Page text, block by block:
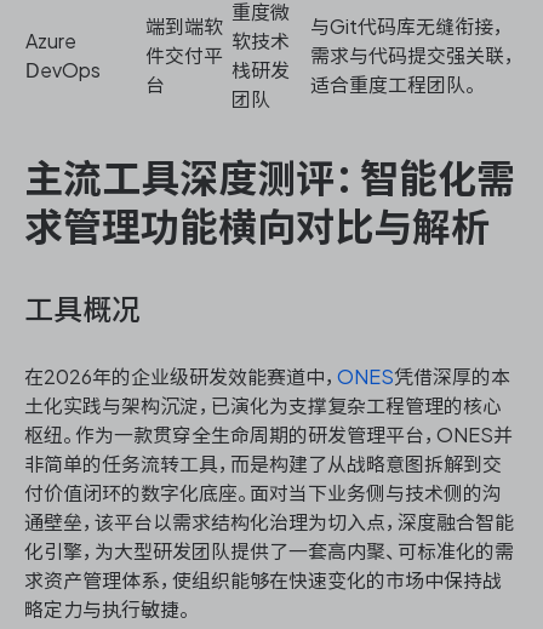
Azure
DevOps
端到端软
件交付平
台
重度微
软技术
栈研发
团队
与Git代码库无缝衔接，
需求与代码提交强关联，
适合重度工程团队。
主流工具深度测评：智能化需
求管理功能横向对比与解析
工具概况
在2026年的企业级研发效能赛道中， ONES凭借深厚的本
土化实践与架构沉淀，已演化为支撑复杂工程管理的核心
枢纽。作为一款贯穿全生命周期的研发管理平台，ONES并
非简单的任务流转工具，而是构建了从战略意图拆解到交
付价值闭环的数字化底座。面对当下业务侧与技术侧的沟
通壁垒，该平台以需求结构化治理为切入点，深度融合智能
化引擎，为大型研发团队提供了一套高内聚、可标准化的需
求资产管理体系，使组织能够在快速变化的市场中保持战
略定力与执行敏捷。